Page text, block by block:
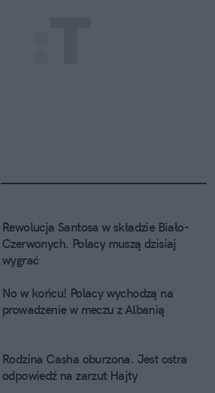
Rewolucja Santosa w składzie Biało-
Czerwonych. Polacy muszą dzisiaj
wygrać
No w końcu! Polacy wychodzą na
prowadzenie w meczu z Albanią
Rodzina Casha oburzona. Jest ostra
odpowiedź na zarzut Hajty